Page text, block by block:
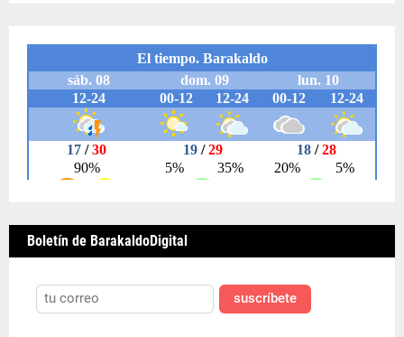
Boletín de BarakaldoDigital
suscríbete